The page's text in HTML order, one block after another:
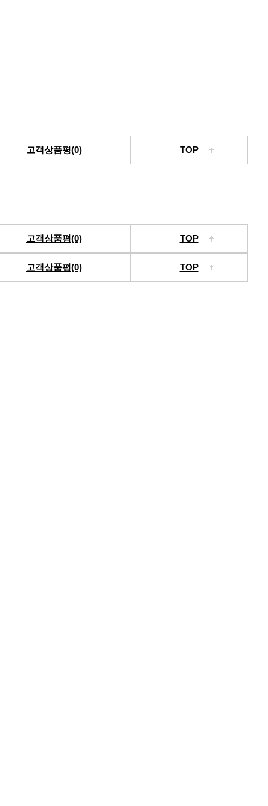
고객상품평(0) TOP
고객상품평(0) TOP
고객상품평(0) TOP